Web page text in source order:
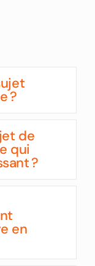
?
de
qui
?
en